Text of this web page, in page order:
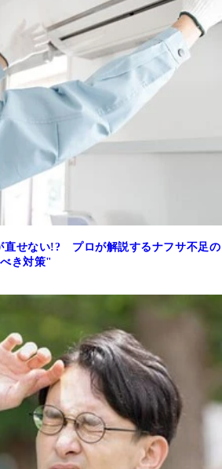
直せない!? プロが解説するナフサ不足の
き対策"